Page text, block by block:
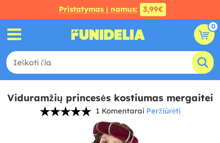
Pristatymas į namus: 3,99€
0
Viduramžių princesės kostiumas mergaitei
1 Komentarai Peržiūrėti